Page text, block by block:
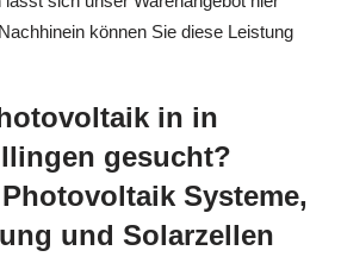
können Sie diese Leistung
in in
gesucht?
Systeme,
und Solarzellen